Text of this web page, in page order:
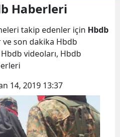
Haberleri
takip edenler için Hbdb
son dakika Hbdb
videoları, Hbdb
14, 2019 13:37